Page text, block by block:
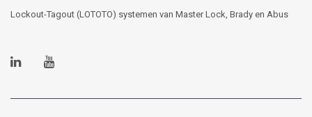
Lockout-Tagout (LOTOTO) systemen van Master Lock, Brady en Abus